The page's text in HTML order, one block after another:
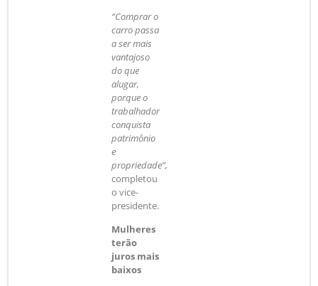
“Comprar o
carro passa
a ser mais
vantajoso
do que
alugar,
porque o
trabalhador
conquista
patrimônio
e
propriedade”,
completou
o vice-
presidente.
Mulheres
terão
juros mais
baixos